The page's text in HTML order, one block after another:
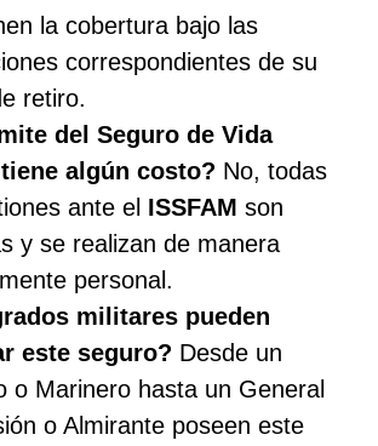
la cobertura bajo las
correspondientes de su
retiro.
del Seguro de Vida
algún costo? No, todas
ante el ISSFAM son
y se realizan de manera
personal.
militares pueden
este seguro? Desde un
o Marinero hasta un General
o Almirante poseen este